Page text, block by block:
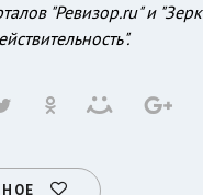
"Ревизор.ru" и